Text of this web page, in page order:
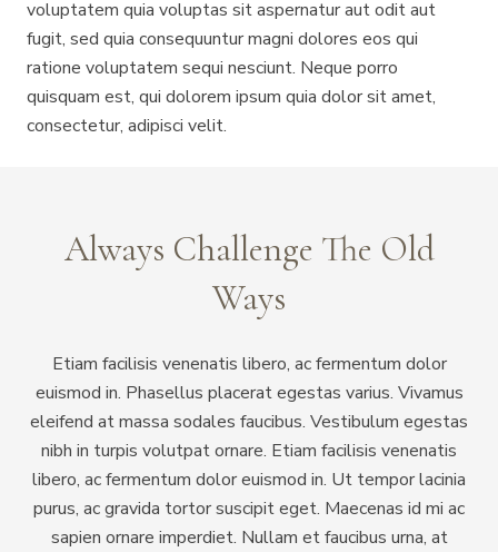
voluptatem quia voluptas sit aspernatur aut odit aut
fugit, sed quia consequuntur magni dolores eos qui
ratione voluptatem sequi nesciunt. Neque porro
quisquam est, qui dolorem ipsum quia dolor sit amet,
consectetur, adipisci velit.
Always Challenge The Old
Ways
Etiam facilisis venenatis libero, ac fermentum dolor
euismod in. Phasellus placerat egestas varius. Vivamus
eleifend at massa sodales faucibus. Vestibulum egestas
nibh in turpis volutpat ornare. Etiam facilisis venenatis
libero, ac fermentum dolor euismod in. Ut tempor lacinia
purus, ac gravida tortor suscipit eget. Maecenas id mi ac
sapien ornare imperdiet. Nullam et faucibus urna, at